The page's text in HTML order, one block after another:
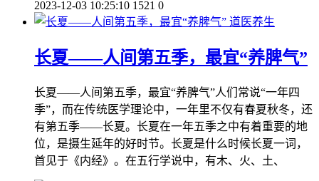
2023-12-03 10:25:10 1521 0
道医养生
长夏——人间第五季，最宜“养脾气”
长夏——人间第五季，最宜“养脾气”人们常说“一年四
季”，而在传统医学理论中，一年里不仅有春夏秋冬，还
有第五季——长夏。长夏在一年五季之中有着重要的地
位，是摄生延年的好时节。长夏是什么时候长夏一词，
首见于《内经》。在五行学说中，有木、火、土、